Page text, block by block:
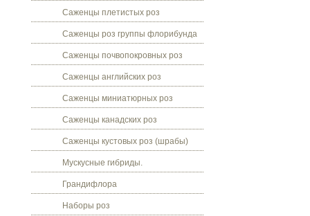
Саженцы плетистых роз
Саженцы роз группы флорибунда
Саженцы почвопокровных роз
Саженцы английских роз
Саженцы миниатюрных роз
Саженцы канадских роз
Саженцы кустовых роз (шрабы)
Мускусные гибриды.
Грандифлора
Наборы роз